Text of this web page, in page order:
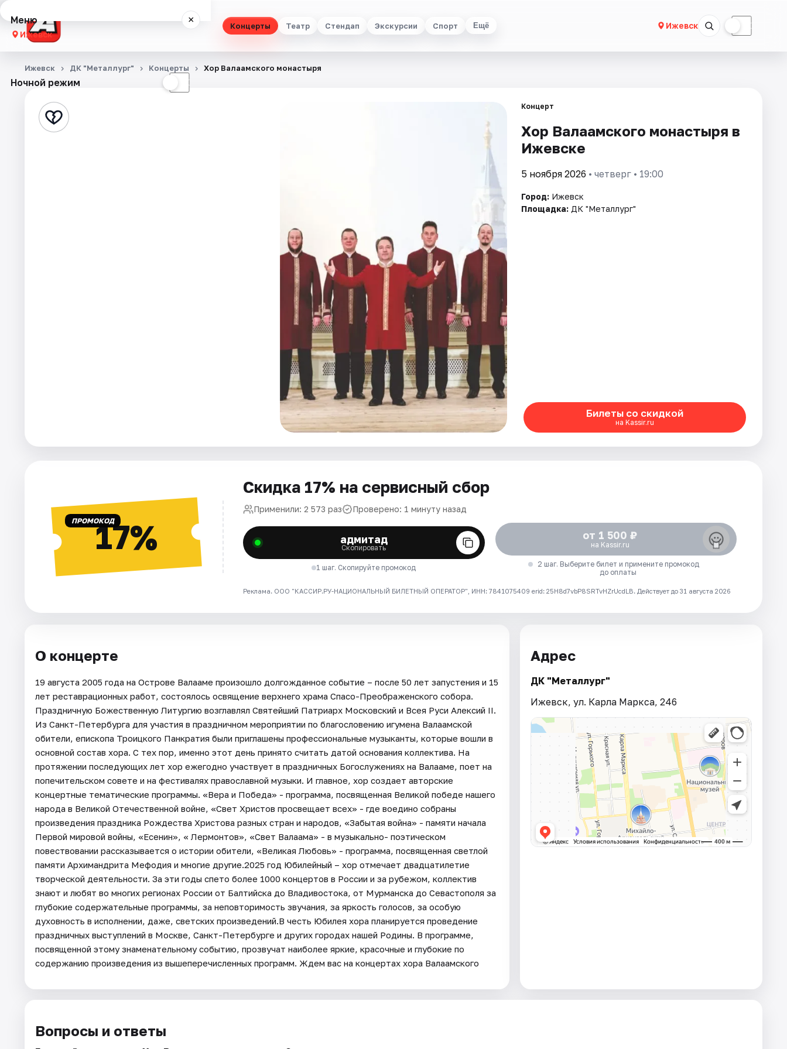
Концерты Театр Стендап Экскурсии Спорт Ещё Ижевск ☾
Меню ×
Ижевск
Концерты
Стендап
Ночной режим ☾
Ижевск ДК "Металлург" Концерты Хор Валаамского монастыря
Концерт
Хор Валаамского монастыря в
Ижевске
5 ноября 2026 • четверг • 19:00
Город: Ижевск
Площадка: ДК "Металлург"
Билеты со скидкой
на Kassir.ru
ПРОМОКОД17%
Скидка 17% на сервисный сбор
Применили: 2 573 раз Проверено: 1 минуту назад
адмитад
Скопировать
1 шаг. Скопируйте промокод
от 1 500 ₽
на Kassir.ru
2 шаг. Выберите билет и примените промокод
до оплаты
Реклама. ООО "КАССИР.РУ-НАЦИОНАЛЬНЫЙ БИЛЕТНЫЙ ОПЕРАТОР", ИНН: 7841075409 erid: 25H8d7vbP8SRTvHZrUcdLB. Действует до 31 августа 2026
О концерте
19 августа 2005 года на Острове Валааме произошло долгожданное событие – после 50 лет запустения и 15
лет реставрационных работ, состоялось освящение верхнего храма Спасо-Преображенского собора.
Праздничную Божественную Литургию возглавлял Святейший Патриарх Московский и Всея Руси Алексий II.
Из Санкт-Петербурга для участия в праздничном мероприятии по благословению игумена Валаамской
обители, епископа Троицкого Панкратия были приглашены профессиональные музыканты, которые вошли в
основной состав хора. С тех пор, именно этот день принято считать датой основания коллектива. На
протяжении последующих лет хор ежегодно участвует в праздничных Богослужениях на Валааме, поет на
попечительском совете и на фестивалях православной музыки. И главное, хор создает авторские
концертные тематические программы. «Вера и Победа» - программа, посвященная Великой победе нашего
народа в Великой Отечественной войне, «Свет Христов просвещает всех» - где воедино собраны
произведения праздника Рождества Христова разных стран и народов, «Забытая война» - памяти начала
Первой мировой войны, «Есенин», « Лермонтов», «Свет Валаама» - в музыкально- поэтическом
повествовании рассказывается о истории обители, «Великая Любовь» - программа, посвященная светлой
памяти Архимандрита Мефодия и многие другие.2025 год Юбилейный – хор отмечает двадцатилетие
творческой деятельности. За эти годы спето более 1000 концертов в России и за рубежом, коллектив
знают и любят во многих регионах России от Балтийска до Владивостока, от Мурманска до Севастополя за
глубокие содержательные программы, за неповторимость звучания, за яркость голосов, за особую
духовность в исполнении, даже, светских произведений.В честь Юбилея хора планируется проведение
праздничных выступлений в Москве, Санкт-Петербурге и других городах нашей Родины. В программе,
посвященной этому знаменательному событию, прозвучат наиболее яркие, красочные и глубокие по
содержанию произведения из вышеперечисленных программ. Ждем вас на концертах хора Валаамского
Адрес
ДК "Металлург"
Ижевск, ул. Карла Маркса, 246
Вопросы и ответы